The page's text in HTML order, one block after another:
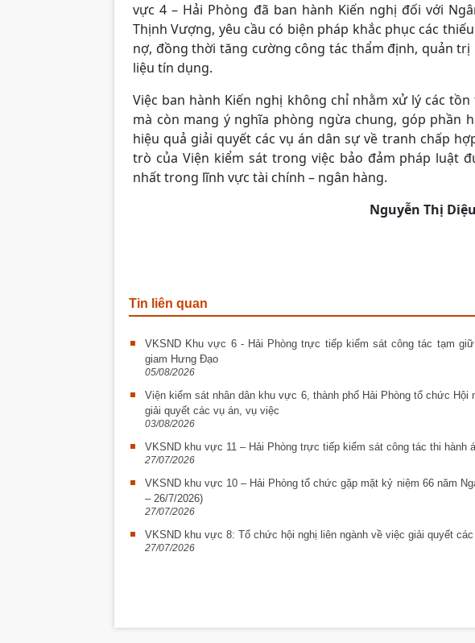
vực 4 – Hải Phòng đã ban hành Kiến nghị đối với
Thịnh Vượng, yêu cầu có biện pháp khắc phục các
nợ, đồng thời tăng cường công tác thẩm định, quản
liệu tín dụng.
Việc ban hành Kiến nghị không chỉ nhằm xử lý các
mà còn mang ý nghĩa phòng ngừa chung, góp phần
hiệu quả giải quyết các vụ án dân sự về tranh chấp
trò của Viện kiểm sát trong việc bảo đảm pháp luật
nhất trong lĩnh vực tài chính – ngân hàng.
Nguyễn Thị
Tin liên quan
VKSND Khu vực 6 - Hải Phòng trực tiếp kiểm sát công tác tạm
giam Hưng Đạo
05/08/2026
Viện kiểm sát nhân dân khu vực 6, thành phố Hải Phòng tổ chức
giải quyết các vụ án, vụ việc
03/08/2026
VKSND khu vực 11 – Hải Phòng trực tiếp kiểm sát công tác thi hành
27/07/2026
VKSND khu vực 10 – Hải Phòng tổ chức gặp mặt kỷ niệm 66 năm
– 26/7/2026)
27/07/2026
VKSND khu vực 8: Tổ chức hội nghị liên ngành về việc giải quyết
27/07/2026